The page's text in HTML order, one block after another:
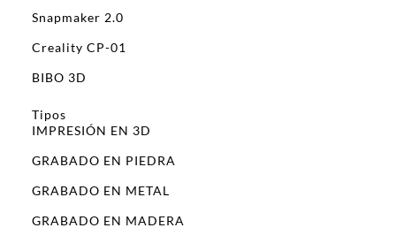
Snapmaker 2.0
Creality CP-01
BIBO 3D
Tipos
IMPRESIÓN EN 3D
GRABADO EN PIEDRA
GRABADO EN METAL
GRABADO EN MADERA